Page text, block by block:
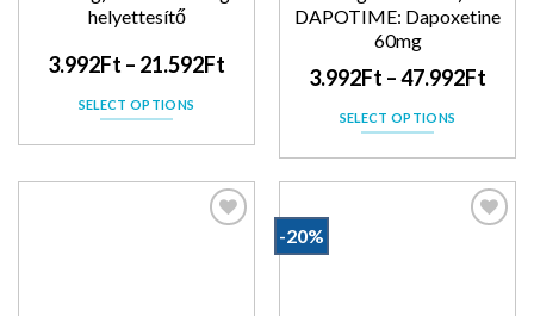
helyettesítő
3.992Ft – 21.592Ft
SELECT OPTIONS
DAPOTIME: Dapoxetine
60mg
3.992Ft –47.992Ft
SELECT OPTIONS
-20%